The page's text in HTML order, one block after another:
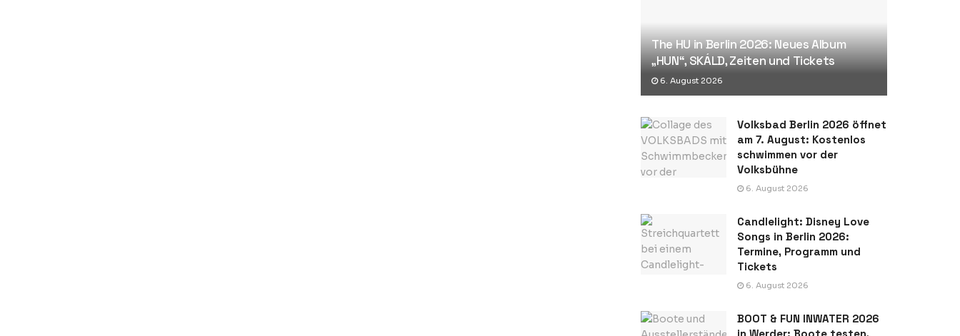
The HU in Berlin 2026: Neues Album
„HUN“, SKÁLD, Zeiten und Tickets
6. August 2026
Volksbad Berlin 2026 öffnet
am 7. August: Kostenlos
schwimmen vor der
Volksbühne
6. August 2026
Candlelight: Disney Love
Songs in Berlin 2026:
Termine, Programm und
Tickets
6. August 2026
BOOT & FUN INWATER 2026
in Werder: Boote testen,